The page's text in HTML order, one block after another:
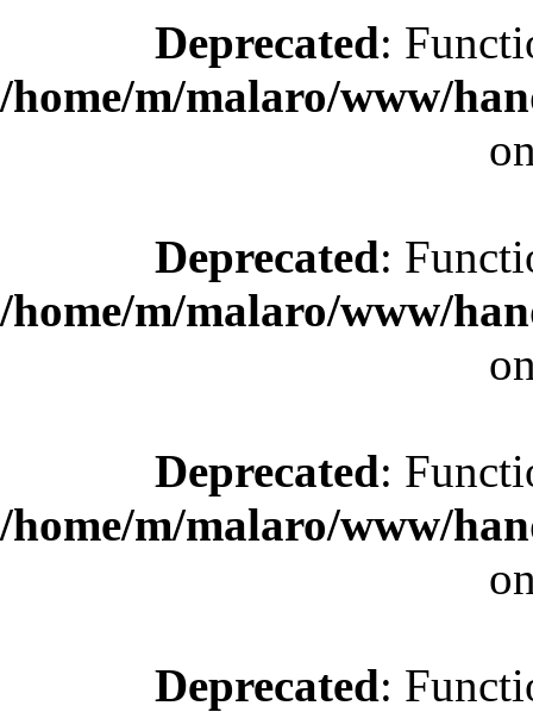
Deprecated:
/home/m/malaro/www/
Deprecated:
/home/m/malaro/www/
Deprecated:
/home/m/malaro/www/
Deprecated: